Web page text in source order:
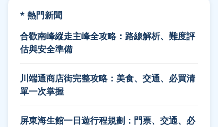
* 熱門新聞
合歡南峰縱走主峰全攻略：路線解析、難度評
估與安全準備
川端通商店街完整攻略：美食、交通、必買清
單一次掌握
屏東海生館一日遊行程規劃：門票、交通、必